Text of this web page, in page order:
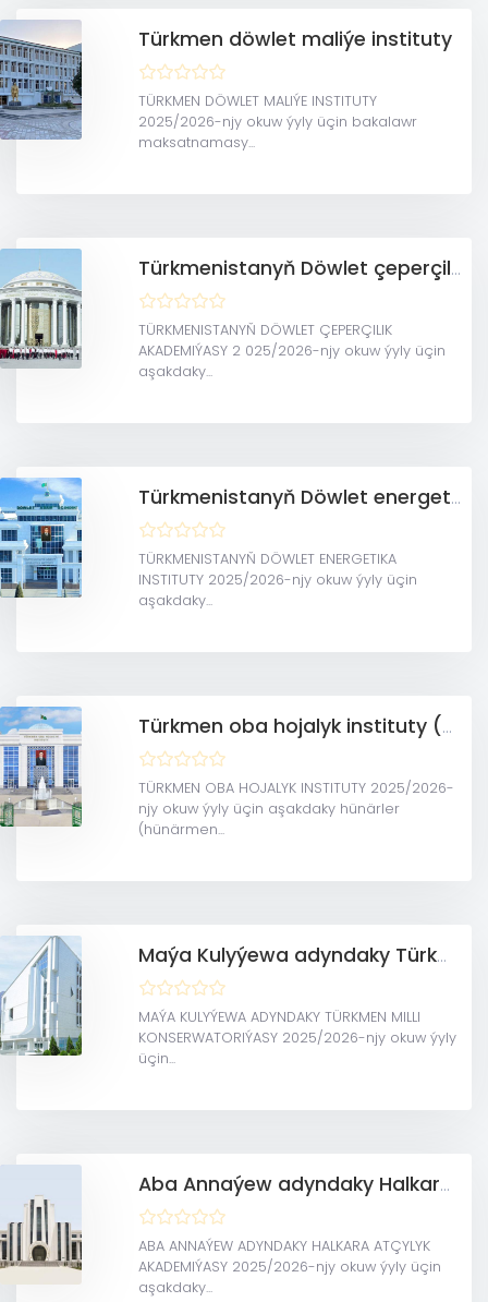
Türkmen döwlet maliýe instituty
TÜRKMEN DÖWLET MALIÝE INSTITUTY
2025/2026-njy okuw ýyly üçin bakalawr
maksatnamasy...
Türkmenistanyň Döwlet çeperçilik akademiýasy
TÜRKMENISTANYŇ DÖWLET ÇEPERÇILIK
AKADEMIÝASY 2 025/2026-njy okuw ýyly üçin
aşakdaky...
Türkmenistanyň Döwlet energetika instituty
TÜRKMENISTANYŇ DÖWLET ENERGETIKA
INSTITUTY 2025/2026-njy okuw ýyly üçin
aşakdaky...
Türkmen oba hojalyk instituty (Daşoguz welaýaty)
TÜRKMEN OBA HOJALYK INSTITUTY 2025/2026-
njy okuw ýyly üçin aşakdaky hünärler
(hünärmen...
Maýa Kulyýewa adyndaky Türkmen milli konserwatoriýasy
MAÝA KULYÝEWA ADYNDAKY TÜRKMEN MILLI
KONSERWATORIÝASY 2025/2026-njy okuw ýyly
üçin...
Aba Annaýew adyndaky Halkara atçylyk akademiýasy
ABA ANNAÝEW ADYNDAKY HALKARA ATÇYLYK
AKADEMIÝASY 2025/2026-njy okuw ýyly üçin
aşakdaky...